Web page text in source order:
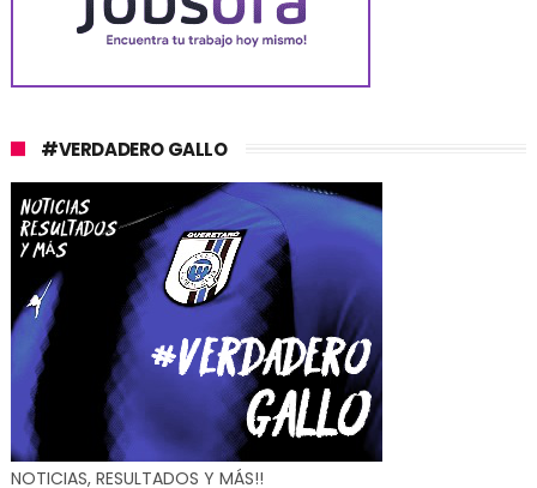
#VERDADERO GALLO
NOTICIAS, RESULTADOS Y MÁS!!